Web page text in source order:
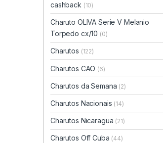
cashback (10)
Charuto OLIVA Serie V Melanio
Torpedo cx/10 (0)
Charutos (122)
Charutos CAO (6)
Charutos da Semana (2)
Charutos Nacionais (14)
Charutos Nicaragua (21)
Charutos Off Cuba (44)